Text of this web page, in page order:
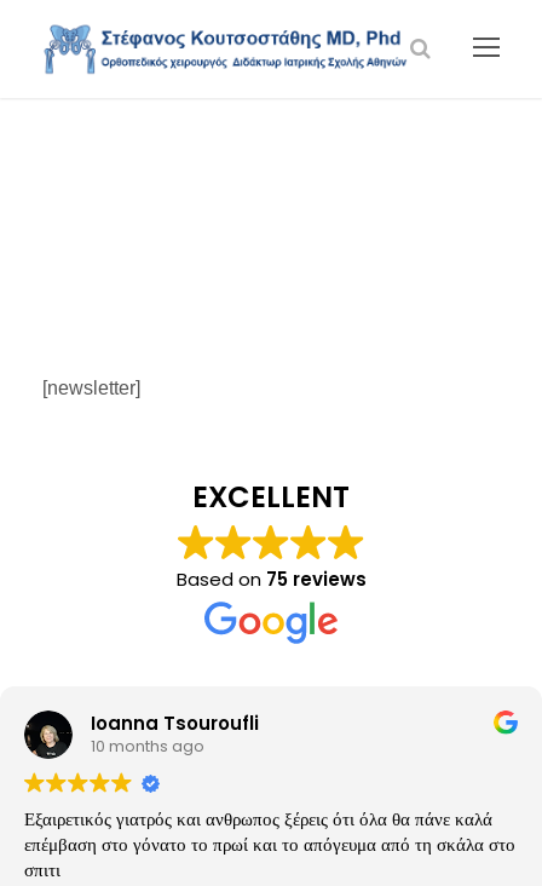
[newsletter]
EXCELLENT
Based on 75 reviews
Ioanna Tsouroufli
10 months ago
Εξαιρετικός γιατρός και ανθρωπος ξέρεις ότι όλα θα πάνε καλά
επέμβαση στο γόνατο το πρωί και το απόγευμα από τη σκάλα στο
σπιτι